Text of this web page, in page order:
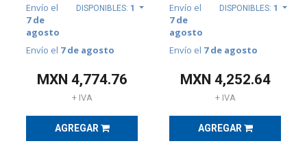
Envío el
7 de
agosto
DISPONIBLES: 1
Envío el 7 de agosto
MXN 4,774.76
+ IVA
AGREGAR
Envío el
7 de
agosto
DISPONIBLES: 1
Envío el 7 de agosto
MXN 4,252.64
+ IVA
AGREGAR